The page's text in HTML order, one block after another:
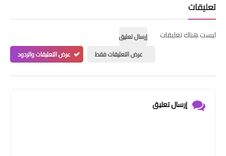
تعليقات
ليست هناك تعليقات
إرسال تعليق
عرض التعليقات فقط
عرض التعليقات والردود
إرسال تعليق